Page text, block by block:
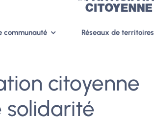
communauté Réseaux de territoires
citoyenne
solidarité